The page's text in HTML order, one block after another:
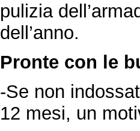
pulizia
dell’anno.
Pronte con le
-Se non
12 mesi, un